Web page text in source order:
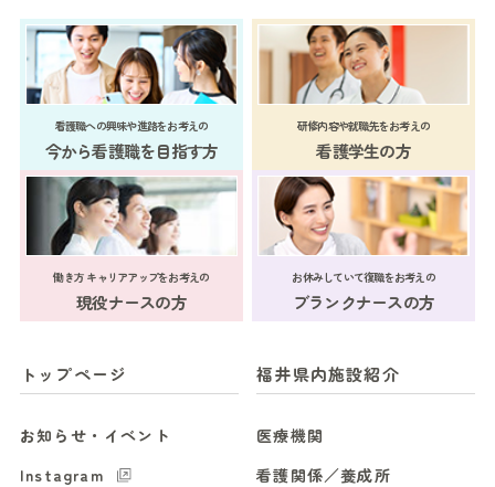
看護職への興味や進路をお考えの
今から看護職を目指す方
研修内容や就職先をお考えの
看護学生の方
働き方 キャリアアップをお考えの
現役ナースの方
お休みしていて復職をお考えの
ブランクナースの方
トップページ
お知らせ・イベント
Instagram
福井県内施設紹介
医療機関
看護関係／養成所